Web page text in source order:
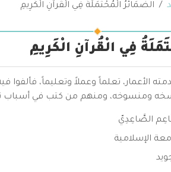
الضَّمَائرُ الْمُحْتَمَلَةُ فِي الْقُرآنِ الْكَرِيمِ
فِي الْقُرآنِ الْكَرِيمِ
الأعمار، تعلماً وعملاً وتعليماً،
ومنسوخه، ومنهم من كتب في أسباب
الصَّاعِدِيّ
الإسلامية